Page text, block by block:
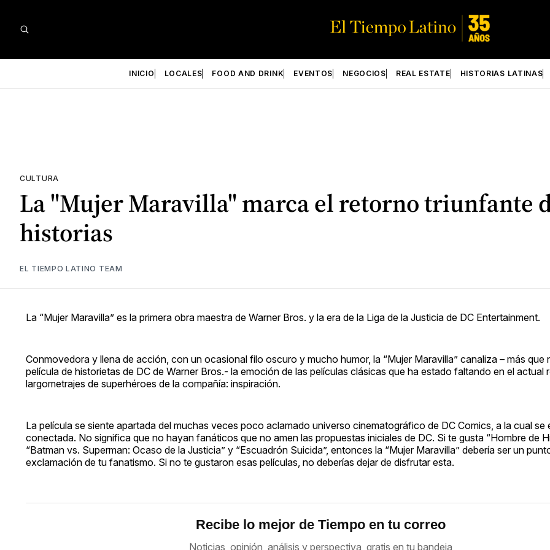
INICIO LOCALES FOOD AND DRINK EVENTOS NEGOCIOS REAL ESTATE HISTORIAS LATINAS
CULTURA
La "Mujer Maravilla" marca el retorno triunfante
historias
EL TIEMPO LATINO TEAM
La “Mujer Maravilla” es la primera obra maestra de Warner Bros. y la era de la Liga de la Justicia de DC Entertainment.
Conmovedora y llena de acción, con un ocasional filo oscuro y mucho humor, la “Mujer Maravilla” canaliza – más que
película de historietas de DC de Warner Bros.- la emoción de las películas clásicas que ha estado faltando en el actual
largometrajes de superhéroes de la compañía: inspiración.
La película se siente apartada del muchas veces poco aclamado universo cinematográfico de DC Comics, a la cual se
conectada. No significa que no hayan fanáticos que no amen las propuestas iniciales de DC. Si te gusta “Hombre de
“Batman vs. Superman: Ocaso de la Justicia” y “Escuadrón Suicida”, entonces la “Mujer Maravilla” debería ser un
exclamación de tu fanatismo. Si no te gustaron esas películas, no deberías dejar de disfrutar esta.
Recibe lo mejor de Tiempo en tu correo
Noticias, opinión, análisis y perspectiva, gratis en tu bandeja